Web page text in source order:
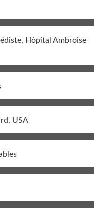
Hôpital Ambroise
USA